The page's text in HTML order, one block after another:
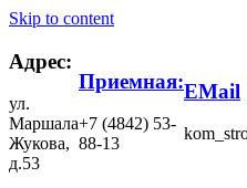
Skip to content
Адрес:
ул.
Маршала
Жукова,
д.53
Приемная:
+7 (4842) 53-
88-13
EMail